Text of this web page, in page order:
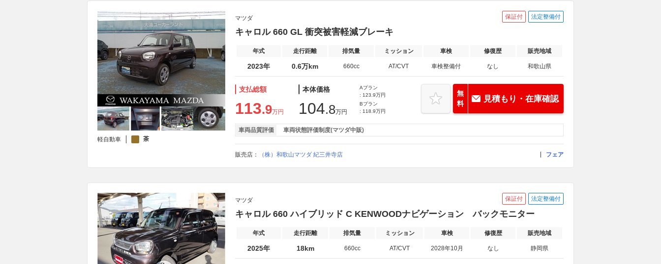
軽自動車 茶
マツダ 保証付 法定整備付
キャロル 660 GL 衝突被害軽減ブレーキ
年式 走行距離 排気量 ミッション 車検 修復歴 販売地域
2023年 0.6万km 660cc AT/CVT 車検整備付 なし 和歌山県
支払総額
113.9万円
本体価格
104.8万円
Aプラン
: 123.9万円
Bプラン
: 118.9万円
無
料
見積もり・在庫確認
車両品質評価 車両状態評価制度(マツダ中販)
販売店： （株）和歌山マツダ 紀三井寺店 フェア
マツダ 保証付 法定整備付
キャロル 660 ハイブリッド C KENWOODナビゲーション バックモニター
年式 走行距離 排気量 ミッション 車検 修復歴 販売地域
2025年 18km 660cc AT/CVT 2028年10月 なし 静岡県